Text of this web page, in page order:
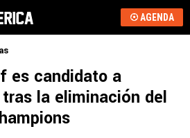
AGENDA
es candidato a
la eliminación del